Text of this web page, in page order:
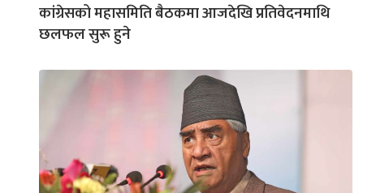
कांग्रेसको महासमिति बैठकमा आजदेखि प्रतिवेदनमाथि
छलफल सुरू हुने